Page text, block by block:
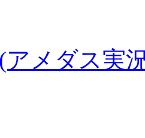
メダス実